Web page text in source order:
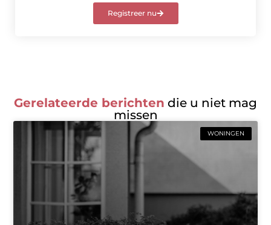
Registreer nu
Gerelateerde berichten die u niet mag
missen
WONINGEN